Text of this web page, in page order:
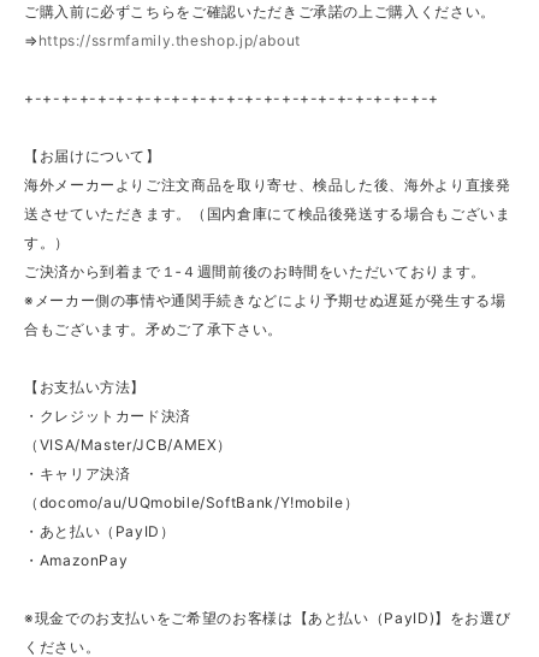
ご購入前に必ずこちらをご確認いただきご承諾の上ご購入ください。
⇒ https://ssrmfamily.theshop.jp/about
+-+-+-+-+-+-+-+-+-+-+-+-+-+-+-+-+-+-+-+-+-+-+
【お届けについて】
海外メーカーよりご注文商品を取り寄せ、検品した後、海外より直接発
送させていただきます。（国内倉庫にて検品後発送する場合もございま
す。）
ご決済から到着まで１‐４週間前後のお時間をいただいております。
※メーカー側の事情や通関手続きなどにより予期せぬ遅延が発生する場
合もございます。矛めご了承下さい。
【お支払い方法】
・クレジットカード決済
（VISA/Master/JCB/AMEX）
・キャリア決済
（docomo/au/UQmobile/SoftBank/Y!mobile）
・あと払い（PayID）
・AmazonPay
※現金でのお支払いをご希望のお客様は【あと払い（PayID)】をお選び
ください。